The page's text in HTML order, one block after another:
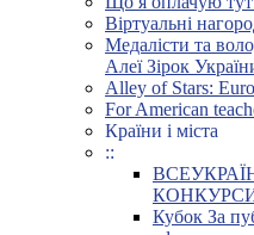
Віртуальні
Медалісти та
Алеї Зірок
Alley of Stars:
For American
Країни і міста
::
Кубок За